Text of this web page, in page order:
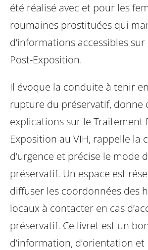
été réalisé avec et pour les
roumaines prostituées qui
d’informations accessibles
Post-Exposition.
Il évoque la conduite à tenir
rupture du préservatif, donne
explications sur le Traitement
Exposition au VIH, rappelle la
d’urgence et précise le mode
préservatif. Un espace est
diffuser les coordonnées des
locaux à contacter en cas
préservatif. Ce livret est un
d’information, d’orientation et